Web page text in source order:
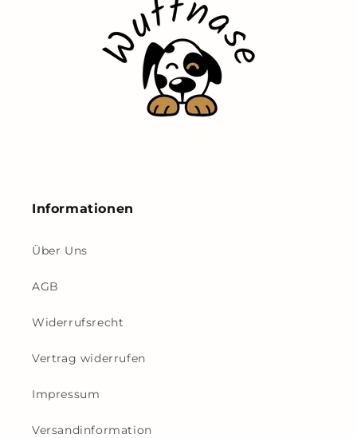
Informationen
Über Uns
AGB
Widerrufsrecht
Vertrag widerrufen
Impressum
Versandinformation